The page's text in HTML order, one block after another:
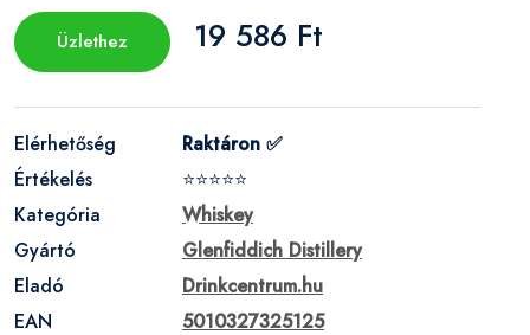
Üzlethez 19 586 Ft
Elérhetőség
Raktáron ✅
Értékelés
⭐⭐⭐⭐⭐
Kategória
Whiskey
Gyártó
Glenfiddich Distillery
Eladó
Drinkcentrum.hu
EAN
5010327325125